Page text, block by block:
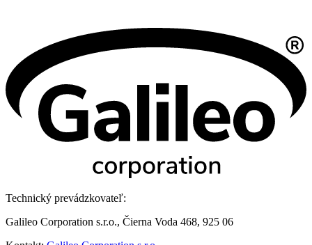
Technický prevádzkovateľ:
Galileo Corporation s.r.o., Čierna Voda 468, 925 06